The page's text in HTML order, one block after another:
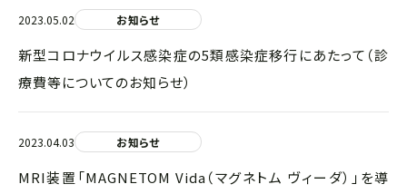
2023.05.02 お知らせ
新型コロナウイルス感染症の5類感染症移行にあたって（診
療費等についてのお知らせ）
2023.04.03 お知らせ
MRI装置「MAGNETOM Vida（マグネトム ヴィーダ）」を導